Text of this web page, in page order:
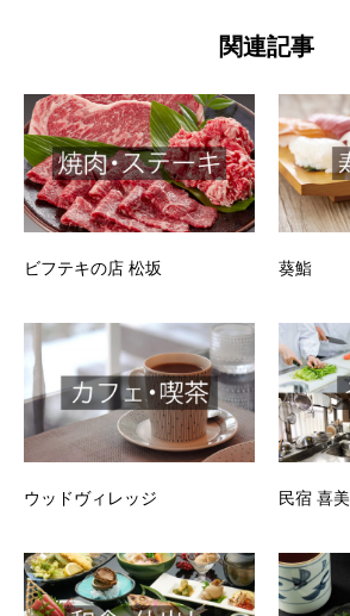
関連記事
ビフテキの店 松坂 葵鮨
ウッドヴィレッジ 民宿 喜美